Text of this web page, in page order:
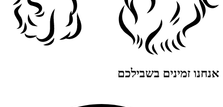
אנחנו זמינים בשבילכם